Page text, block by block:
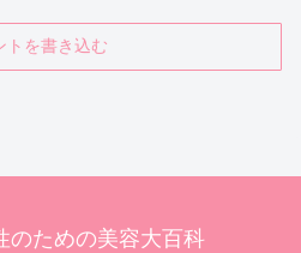
トを書き込む
のための美容大百科